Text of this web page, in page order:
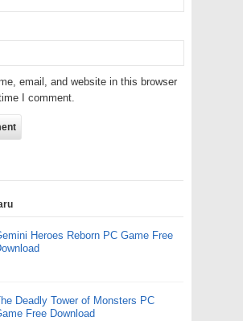
email, and website in this browser
I comment.
Heroes Reborn PC Game Free
Deadly Tower of Monsters PC
Free Download